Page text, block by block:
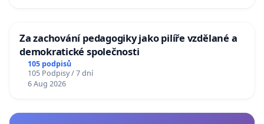
Za zachování pedagogiky jako pilíře vzdělané a
demokratické společnosti
105 podpisů
105 Podpisy / 7 dní
6 Aug 2026